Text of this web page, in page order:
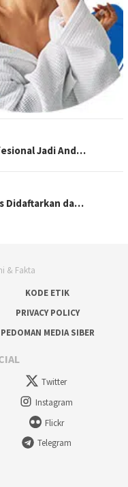
Jadi And…
Didaftarkan da…
KODE ETIK
PRIVACY POLICY
PEDOMAN MEDIA SIBER
Twitter
Instagram
Flickr
Telegram